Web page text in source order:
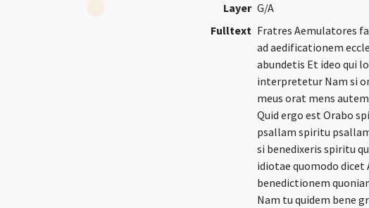
Layer G/A
Fulltext Fratres Aemulatores
ad aedificationem
abundetis Et ideo qui
interpretetur Nam si
meus orat mens
Quid ergo est Orabo
psallam spiritu
si benedixeris spiritu
idiotae quomodo dicet
benedictionem
Nam tu quidem bene